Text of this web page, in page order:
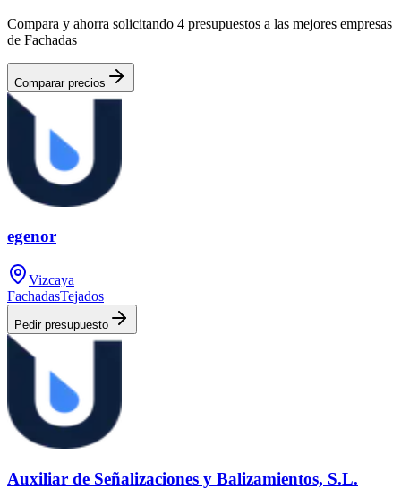
Compara y ahorra solicitando 4 presupuestos a las mejores empresas
de Fachadas
Comparar precios
egenor
Vizcaya
FachadasTejados
Pedir presupuesto
Auxiliar de Señalizaciones y Balizamientos, S.L.